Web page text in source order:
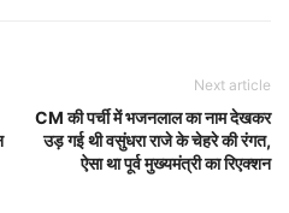
Next article
CM की पर्ची में भजनलाल का नाम देखकर
उड़ गई थी वसुंधरा राजे के चेहरे की रंगत,
ऐसा था पूर्व मुख्यमंत्री का रिएक्शन